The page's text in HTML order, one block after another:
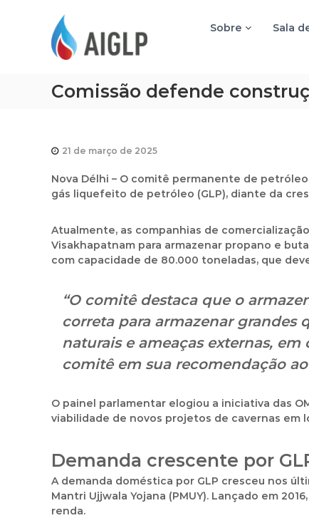
Sobre Sala
Comissão defende
21 de março de 2025
Nova Délhi – O comitê permanente de
gás liquefeito de petróleo (GLP), diante da
Atualmente, as companhias de
Visakhapatnam para armazenar propano e
com capacidade de 80.000 toneladas, que
“O comitê destaca que o
correta para armazenar grandes
naturais e ameaças externas, em
comitê em sua recomendação
O painel parlamentar elogiou a iniciativa das
viabilidade de novos projetos de cavernas em
Demanda crescente por
A demanda doméstica por GLP cresceu nos
Mantri Ujjwala Yojana (PMUY). Lançado em 2016
renda.